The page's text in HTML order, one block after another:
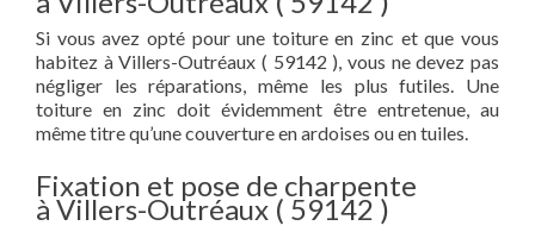
Si vous avez opté pour une toiture en zinc et que vous
habitez à Villers-Outréaux ( 59142 ), vous ne devez pas
négliger les réparations, même les plus futiles. Une
toiture en zinc doit évidemment être entretenue, au
même titre qu’une couverture en ardoises ou en tuiles.
Fixation et pose de charpente
à Villers-Outréaux ( 59142 )